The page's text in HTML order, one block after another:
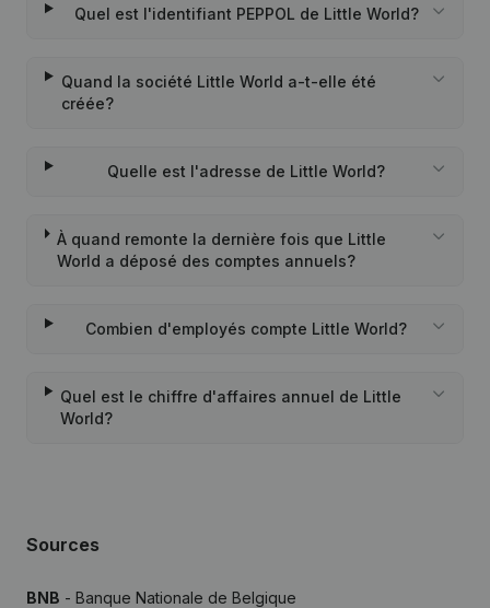
Quel est l'identifiant PEPPOL de Little World?
Quand la société Little World a-t-elle été
créée?
Quelle est l'adresse de Little World?
À quand remonte la dernière fois que Little
World a déposé des comptes annuels?
Combien d'employés compte Little World?
Quel est le chiffre d'affaires annuel de Little
World?
Sources
BNB - Banque Nationale de Belgique